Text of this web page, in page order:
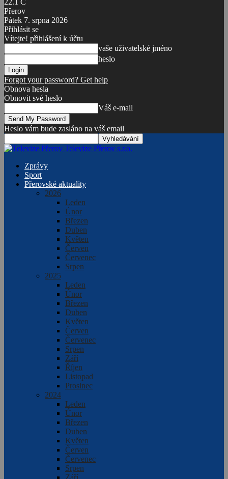
22.1
C
Přerov
Pátek 7. srpna 2026
Přihlásit se
Vítejte! přihlášení k účtu
vaše uživatelské jméno
heslo
Forgot your password? Get help
Obnova hesla
Obnovit své heslo
Váš e-mail
Heslo vám bude zasláno na váš email
Televize Přerov s.r.o.
Zprávy
Sport
Přerovské aktuality
2026
Leden
Únor
Březen
Duben
Květen
Červen
Červenec
Srpen
2025
Leden
Únor
Březen
Duben
Květen
Červen
Červenec
Srpen
Září
Říjen
Listopad
Prosinec
2024
Leden
Únor
Březen
Duben
Květen
Červen
Červenec
Srpen
Září